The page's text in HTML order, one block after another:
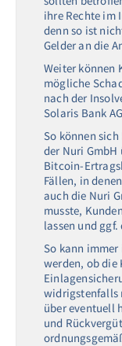
ihre Rechte im
denn so ist
Gelder an die
Weiter können
mögliche
nach der
Solaris Bank
So können
der Nuri GmbH
Bitcoin-
Fällen, in
auch die Nuri
musste,
lassen und ggf.
So kann
werden, ob die
widrigstenfalls
über eventuell
und